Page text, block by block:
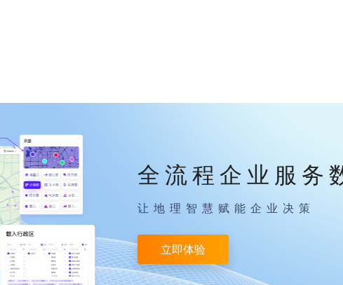
全流程企业服务
让地理智慧赋能企业决策
立即体验